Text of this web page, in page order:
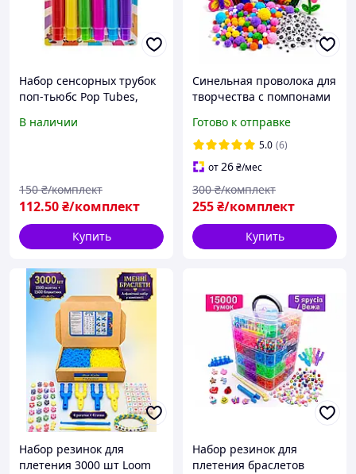
Набор сенсорных трубок
поп-тьюбс Pop Tubes,
гофрированная игрушка-
В наличии
112.50₴/комплект
150 ₴/комплект
Купить
Синельная проволока для
творчества с помпонами
пушистые палочки
шенил для поделок микс
Готово к отправке
5.0 (6)
от26₴/мес
255₴/комплект
300 ₴/комплект
Купить
Набор резинок для
плетения 3000 шт Loom
Набор резинок для
плетения браслетов